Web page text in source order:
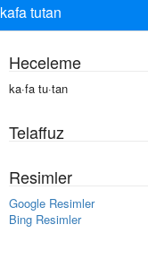
kafa tutan
Heceleme
ka·fa tu·tan
Telaffuz
Resimler
Google Resimler
Bing Resimler